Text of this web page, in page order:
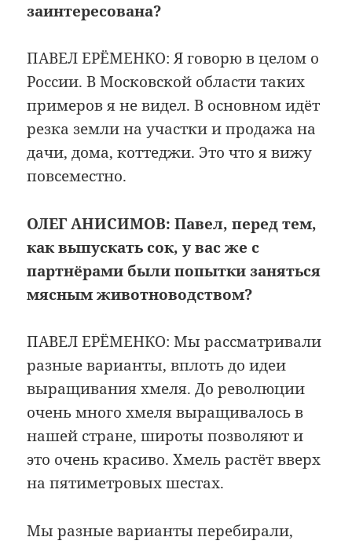
заинтересована?
ПАВЕЛ ЕРЁМЕНКО: Я говорю в целом о
России. В Московской области таких
примеров я не видел. В основном идёт
резка земли на участки и продажа на
дачи, дома, коттеджи. Это что я вижу
повсеместно.
ОЛЕГ АНИСИМОВ: Павел, перед тем,
как выпускать сок, у вас же с
партнёрами были попытки заняться
мясным животноводством?
ПАВЕЛ ЕРЁМЕНКО: Мы рассматривали
разные варианты, вплоть до идеи
выращивания хмеля. До революции
очень много хмеля выращивалось в
нашей стране, широты позволяют и
это очень красиво. Хмель растёт вверх
на пятиметровых шестах.
Мы разные варианты перебирали,